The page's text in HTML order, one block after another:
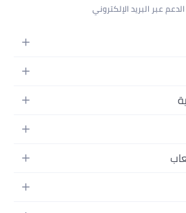
الدعم عبر البريد الإلكتروني